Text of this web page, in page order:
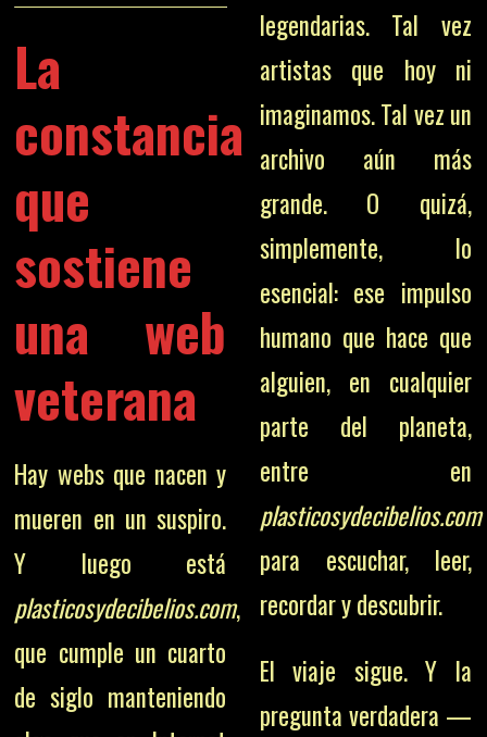
La
constancia
que
sostiene
una web
veterana
Hay webs que nacen y
mueren en un suspiro.
Y luego está
plasticosydecibelios.com,
que cumple un cuarto
de siglo manteniendo
legendarias. Tal vez
artistas que hoy ni
imaginamos. Tal vez un
archivo aún más
grande. O quizá,
simplemente, lo
esencial: ese impulso
humano que hace que
alguien, en cualquier
parte del planeta,
entre en
plasticosydecibelios.com
para escuchar, leer,
recordar y descubrir.
El viaje sigue. Y la
pregunta verdadera —